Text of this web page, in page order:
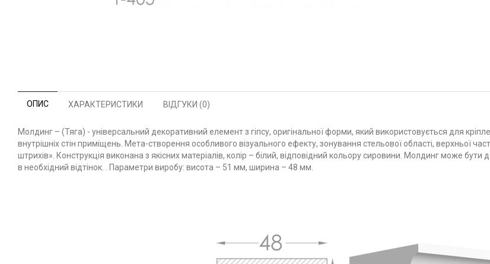
ОПИС ХАРАКТЕРИСТИКИ ВІДГУКИ (0)
Молдинг – (Тяга) - універсальний декоративний елемент з гіпсу, оригінальної форми, який використовується для
внутрішніх стін приміщень. Мета-створення особливого візуального ефекту, зонування стельової області, верхньої
штрихів». Конструкція виконана з якісних матеріалів, колір – білий, відповідний кольору сировини. Молдинг може
в необхідний відтінок. . Параметри виробу: висота – 51 мм, ширина – 48 мм.